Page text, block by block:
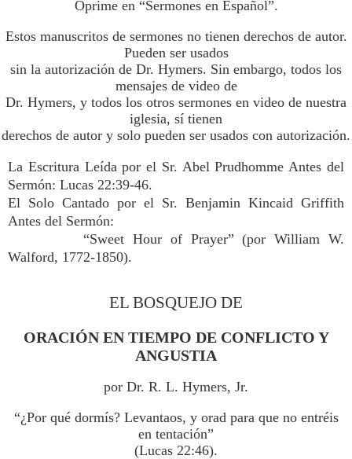
Oprime en “Sermones en Español”.
Estos manuscritos de sermones no tienen derechos de autor.
Pueden ser usados
sin la autorización de Dr. Hymers. Sin embargo, todos los
mensajes de video de
Dr. Hymers, y todos los otros sermones en video de nuestra
iglesia, sí tienen
derechos de autor y solo pueden ser usados con autorización.
La Escritura Leída por el Sr. Abel Prudhomme Antes del
Sermón: Lucas 22:39-46.
El Solo Cantado por el Sr. Benjamin Kincaid Griffith
Antes del Sermón:
“Sweet Hour of Prayer” (por William W.
Walford, 1772-1850).
EL BOSQUEJO DE
ORACIÓN EN TIEMPO DE CONFLICTO Y
ANGUSTIA
por Dr. R. L. Hymers, Jr.
“¿Por qué dormís? Levantaos, y orad para que no entréis
en tentación”
(Lucas 22:46).